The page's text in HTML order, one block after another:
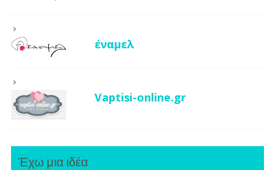
έναμελ
Vaptisi-online.gr
Έχω μια ιδέα